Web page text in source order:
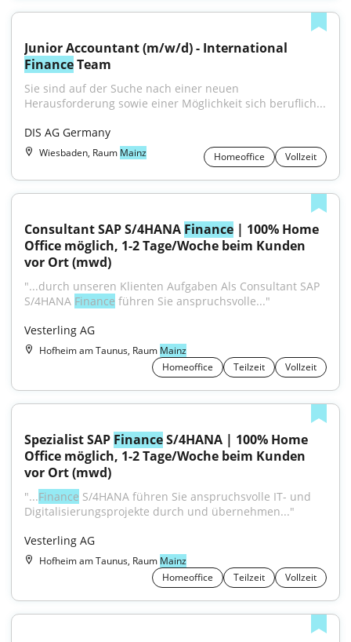
Finance Team
Sie sind auf der Suche nach einer neuen
Herausforderung sowie einer Möglichkeit sich beruflich...
DIS AG Germany
Wiesbaden, Raum Mainz Homeoffice Vollzeit
Consultant SAP S/4HANA Finance | 100% Home
Office möglich, 1-2 Tage/Woche beim Kunden
vor Ort (mwd)
"...durch unseren Klienten Aufgaben Als Consultant SAP
S/4HANA Finance führen Sie anspruchsvolle..."
Vesterling AG
Hofheim am Taunus, Raum Mainz
Homeoffice
Teilzeit Vollzeit
Spezialist SAP Finance S/4HANA | 100% Home
Office möglich, 1-2 Tage/Woche beim Kunden
vor Ort (mwd)
"...Finance S/4HANA führen Sie anspruchsvolle IT- und
Digitalisierungsprojekte durch und übernehmen..."
Vesterling AG
Hofheim am Taunus, Raum Mainz
Homeoffice
Teilzeit Vollzeit